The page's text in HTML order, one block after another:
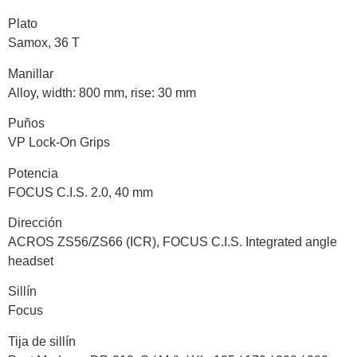
Plato
Samox, 36 T
Manillar
Alloy, width: 800 mm, rise: 30 mm
Puños
VP Lock-On Grips
Potencia
FOCUS C.I.S. 2.0, 40 mm
Dirección
ACROS ZS56/ZS66 (ICR), FOCUS C.I.S. Integrated angle
headset
Sillín
Focus
Tija de sillín